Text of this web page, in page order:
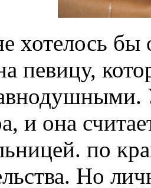
хотелось
певицу,
она
по
Но